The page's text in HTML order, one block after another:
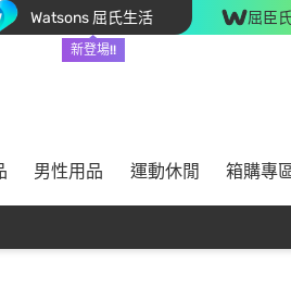
Watsons 屈氏生活
新登場!!
屈臣
男性用品 運動休閒 箱購專